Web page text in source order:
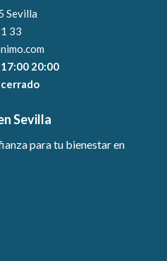
Sevilla
33
20:00
cerrado
Sevilla
para tu bienestar en